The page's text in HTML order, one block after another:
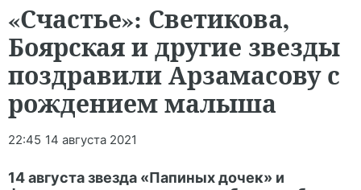
«Счастье»: Светикова,
Боярская и другие звезды
поздравили Арзамасову с
рождением малыша
22:45 14 августа 2021
14 августа звезда «Папиных дочек» и